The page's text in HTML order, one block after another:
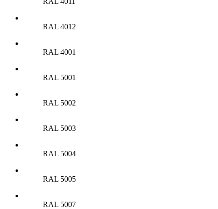
RAL 4012
RAL 4001
RAL 5001
RAL 5002
RAL 5003
RAL 5004
RAL 5005
RAL 5007